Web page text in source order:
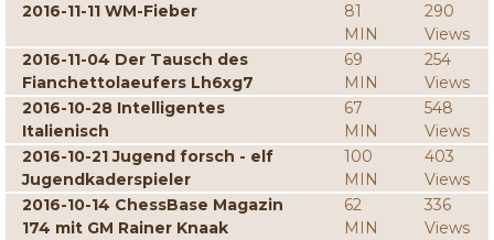
2016-11-11 WM-Fieber
81
MIN
290
Views
2016-11-04 Der Tausch des
Fianchettolaeufers Lh6xg7
69
MIN
254
Views
2016-10-28 Intelligentes
Italienisch
67
MIN
548
Views
2016-10-21 Jugend forsch - elf
Jugendkaderspieler
100
MIN
403
Views
2016-10-14 ChessBase Magazin
174 mit GM Rainer Knaak
62
MIN
336
Views